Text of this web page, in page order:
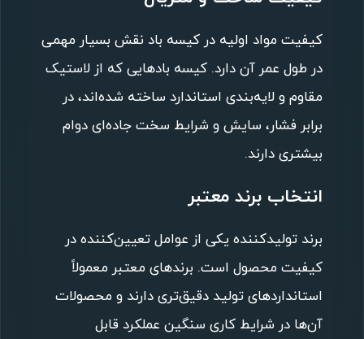
کیفیت مواد اولیه در کیسه باد نقش بسیار مهمی
در طول عمر آن دارد. کیسه بادهایی که از لاستیک
مقاوم و لایه‌بندی استاندارد ساخته شده‌اند، در
برابر فشار، سایش و شرایط سخت جاده‌ای دوام
بیشتری دارند.
انتخاب برند معتبر
برند تولیدکننده یکی از عوامل تعیین‌کننده در
کیفیت محصول است. برندهای معتبر معمولاً
استانداردهای تولید دقیق‌تری دارند و محصولات
آن‌ها در شرایط کاری سنگین عملکرد قابل